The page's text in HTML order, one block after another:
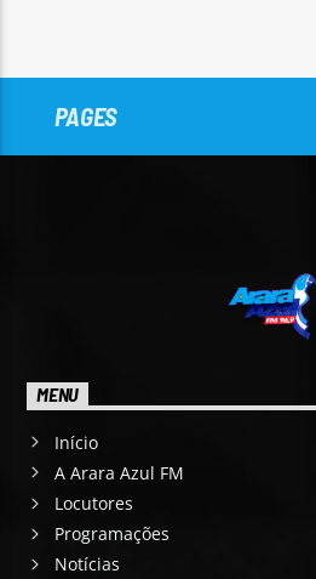
PAGES
MENU
Início
A Arara Azul FM
Locutores
Programações
Notícias